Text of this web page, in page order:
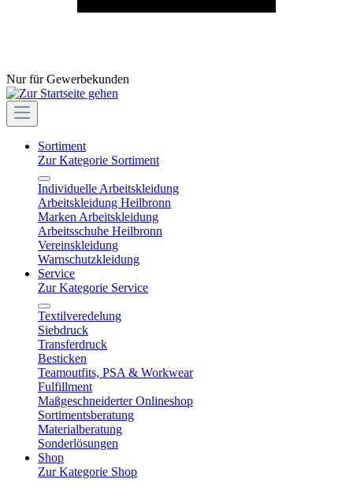
Nur für Gewerbekunden
Sortiment
Zur Kategorie Sortiment
Individuelle Arbeitskleidung
Arbeitskleidung Heilbronn
Marken Arbeitskleidung
Arbeitsschuhe Heilbronn
Vereinskleidung
Warnschutzkleidung
Service
Zur Kategorie Service
Textilveredelung
Siebdruck
Transferdruck
Besticken
Teamoutfits, PSA & Workwear
Fulfillment
Maßgeschneiderter Onlineshop
Sortimentsberatung
Materialberatung
Sonderlösungen
Shop
Zur Kategorie Shop